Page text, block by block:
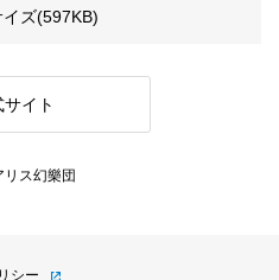
イズ(597KB)
イト
ス幻樂団
シー